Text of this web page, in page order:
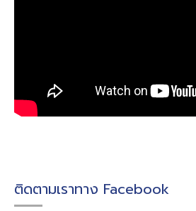
ติดตามเราทาง Facebook